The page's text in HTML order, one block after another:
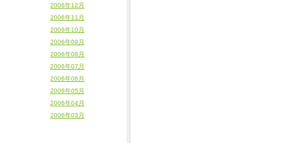
2006年12月
2006年11月
2006年10月
2006年09月
2006年08月
2006年07月
2006年06月
2006年05月
2006年04月
2006年03月